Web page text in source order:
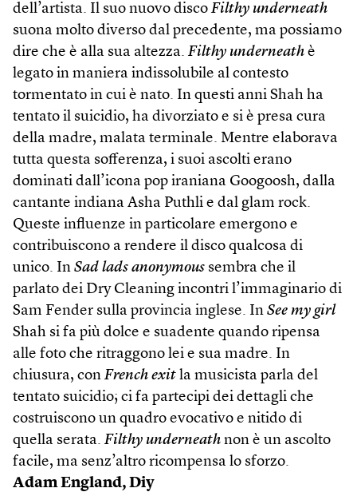
dell’artista. Il suo nuovo disco Filthy underneath
suona molto diverso dal precedente, ma possiamo
dire che è alla sua altezza. Filthy under­neath è
legato in maniera indissolubile al contesto
tormentato in cui è nato. In questi anni Shah ha
tentato il suicidio, ha divorziato e si è presa cura
della madre, malata terminale. Mentre elaborava
tutta questa sofferenza, i suoi ascolti erano
dominati dall’icona pop iraniana Googoosh, dalla
cantante indiana Asha Puthli e dal glam rock.
Queste influenze in particolare emergono e
contribuiscono a rendere il disco qualcosa di
unico. In Sad lads anonymous sembra che il
parlato dei Dry Cleaning incontri l’immaginario di
Sam Fender sulla provincia inglese. In See my girl
Shah si fa più dolce e suadente quando ripensa
alle foto che ritraggono lei e sua madre. In
chiusura, con French exit la musicista parla del
tentato suicidio; ci fa partecipi dei dettagli che
costruiscono un quadro evocativo e nitido di
quella serata. Filthy underneath non è un ascolto
facile, ma senz’altro ricompensa lo sforzo.
Adam England, Diy